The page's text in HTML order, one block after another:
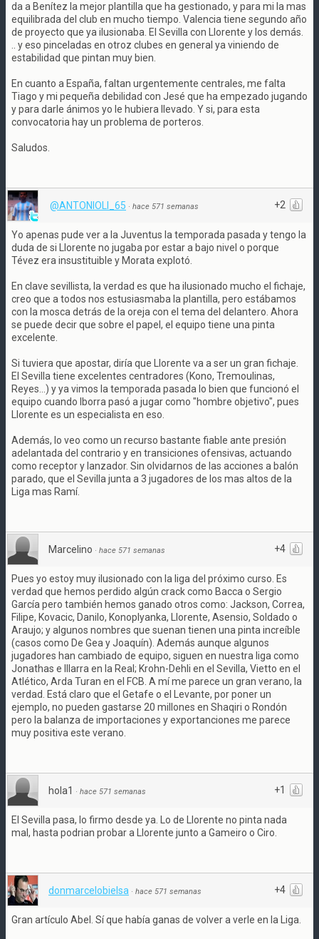
da a Benítez la mejor plantilla que ha gestionado, y para mi la mas
equilibrada del club en mucho tiempo. Valencia tiene segundo año
de proyecto que ya ilusionaba. El Sevilla con Llorente y los demás.
.. y eso pinceladas en otroz clubes en general ya viniendo de
estabilidad que pintan muy bien.
En cuanto a España, faltan urgentemente centrales, me falta
Tiago y mi pequeña debilidad con Jesé que ha empezado jugando
y para darle ánimos yo le hubiera llevado. Y si, para esta
convocatoria hay un problema de porteros.
Saludos.
+2
@ANTONIOLI_65 · hace 571 semanas
Yo apenas pude ver a la Juventus la temporada pasada y tengo la
duda de si Llorente no jugaba por estar a bajo nivel o porque
Tévez era insustituible y Morata explotó.
En clave sevillista, la verdad es que ha ilusionado mucho el fichaje,
creo que a todos nos estusiasmaba la plantilla, pero estábamos
con la mosca detrás de la oreja con el tema del delantero. Ahora
se puede decir que sobre el papel, el equipo tiene una pinta
excelente.
Si tuviera que apostar, diría que Llorente va a ser un gran fichaje.
El Sevilla tiene excelentes centradores (Kono, Tremoulinas,
Reyes...) y ya vimos la temporada pasada lo bien que funcionó el
equipo cuando Iborra pasó a jugar como "hombre objetivo", pues
Llorente es un especialista en eso.
Además, lo veo como un recurso bastante fiable ante presión
adelantada del contrario y en transiciones ofensivas, actuando
como receptor y lanzador. Sin olvidarnos de las acciones a balón
parado, que el Sevilla junta a 3 jugadores de los mas altos de la
Liga mas Ramí.
+4
Marcelino · hace 571 semanas
Pues yo estoy muy ilusionado con la liga del próximo curso. Es
verdad que hemos perdido algún crack como Bacca o Sergio
García pero también hemos ganado otros como: Jackson, Correa,
Filipe, Kovacic, Danilo, Konoplyanka, Llorente, Asensio, Soldado o
Araujo; y algunos nombres que suenan tienen una pinta increíble
(casos como De Gea y Joaquín). Además aunque algunos
jugadores han cambiado de equipo, siguen en nuestra liga como
Jonathas e Illarra en la Real; Krohn-Dehli en el Sevilla, Vietto en el
Atlético, Arda Turan en el FCB. A mí me parece un gran verano, la
verdad. Está claro que el Getafe o el Levante, por poner un
ejemplo, no pueden gastarse 20 millones en Shaqiri o Rondón
pero la balanza de importaciones y exportanciones me parece
muy positiva este verano.
+1
hola1 · hace 571 semanas
El Sevilla pasa, lo firmo desde ya. Lo de Llorente no pinta nada
mal, hasta podrian probar a Llorente junto a Gameiro o Ciro.
+4
donmarcelobielsa · hace 571 semanas
Gran artículo Abel. Sí que había ganas de volver a verle en la Liga.